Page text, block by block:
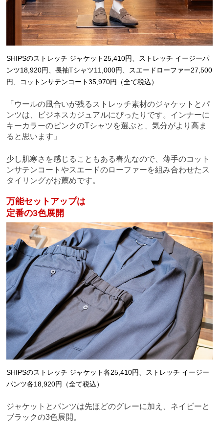
SHIPSのストレッチ ジャケット25,410円、ストレッチ イージーパ
ンツ18,920円、長袖Tシャツ11,000円、スエードローファー27,500
円、コットンサテンコート35,970円（全て税込）
「ウールの風合いが残るストレッチ素材のジャケットとパ
ンツは、ビジネスカジュアルにぴったりです。インナーに
キーカラーのピンクのTシャツを選ぶと、気分がより高ま
ると思います」
少し肌寒さを感じることもある春先なので、薄手のコット
ンサテンコートやスエードのローファーを組み合わせたス
タイリングがお薦めです。
万能セットアップは
定番の3色展開
SHIPSのストレッチ ジャケット各25,410円、ストレッチ イージー
パンツ各18,920円（全て税込）
ジャケットとパンツは先ほどのグレーに加え、ネイビーと
ブラックの3色展開。